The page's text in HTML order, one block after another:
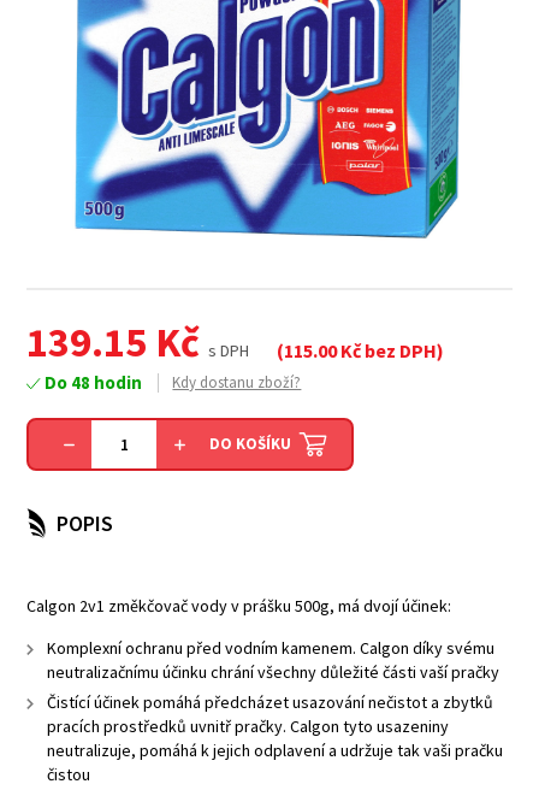
139.15 Kčs DPH (115.00Kč bez DPH)
Do 48 hodin Kdy dostanu zboží?
DO KOŠÍKU
POPIS
Calgon 2v1 změkčovač vody v prášku 500g, má dvojí účinek:
Komplexní ochranu před vodním kamenem. Calgon díky svému
neutralizačnímu účinku chrání všechny důležité části vaší pračky
Čistící účinek pomáhá předcházet usazování nečistot a zbytků
pracích prostředků uvnitř pračky. Calgon tyto usazeniny
neutralizuje, pomáhá k jejich odplavení a udržuje tak vaši pračku
čistou